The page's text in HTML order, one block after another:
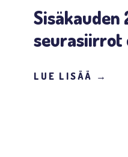
seurasiirrot
LUE LISÄÄ →